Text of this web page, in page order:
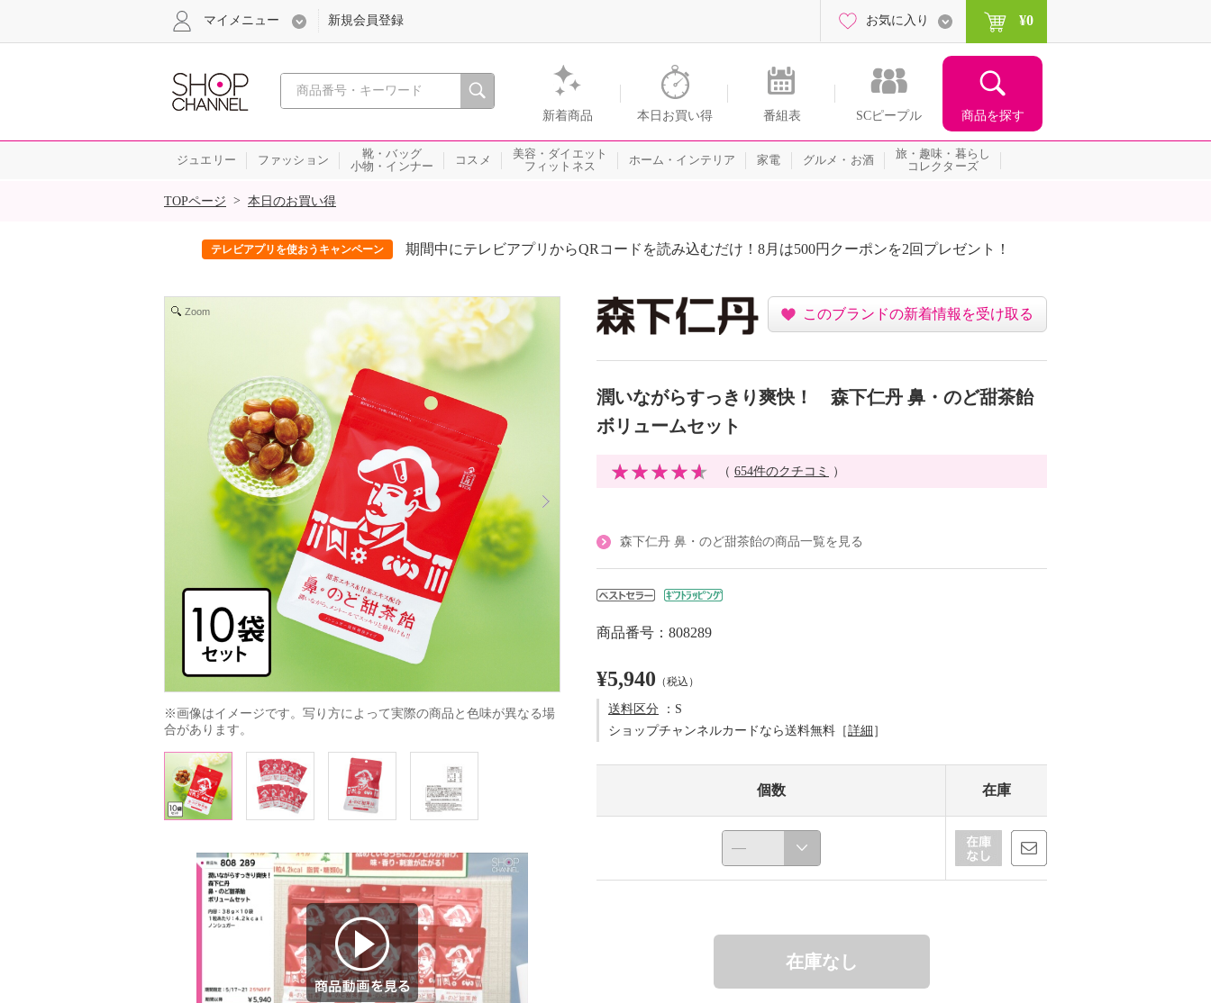
心おどる、瞬間を。通販・テレビショッピングのショップチャンネル
新着商品 本日お買い得 番組表 SCピープル 商品を探す
マイメニュー 新規会員登録 お気に入り ¥0
ジュエリー ファッション
靴・バッグ
小物・インナー
コスメ
美容・ダイエット
フィットネス
ホーム・インテリア 家電 グルメ・お酒
旅・趣味・暮らし
コレクターズ
SALE
TOPページ > 本日のお買い得
テレビアプリを使おうキャンペーン 期間中にテレビアプリからQRコードを読み込むだけ！8月は500円クーポンを2回プレゼント！
Zoom
※画像はイメージです。写り方によって実際の商品と色味が異なる場
合があります。
このブランドの新着情報を受け取る
潤いながらすっきり爽快！ 森下仁丹 鼻・のど甜茶飴
ボリュームセット
（ 654件のクチコミ ）
森下仁丹 鼻・のど甜茶飴の商品一覧を見る
商品番号：808289
¥5,940 （税込）
送料区分 ：S
ショップチャンネルカードなら送料無料［詳細 ］
個数 在庫
在庫なし